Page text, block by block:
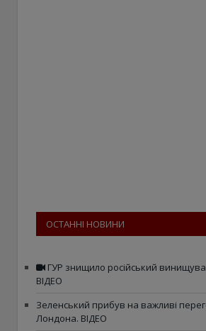
ОСТАННІ НОВИНИ
ГУР знищило російський
ВІДЕО
Зеленський прибув на важливі
Лондона. ВІДЕО